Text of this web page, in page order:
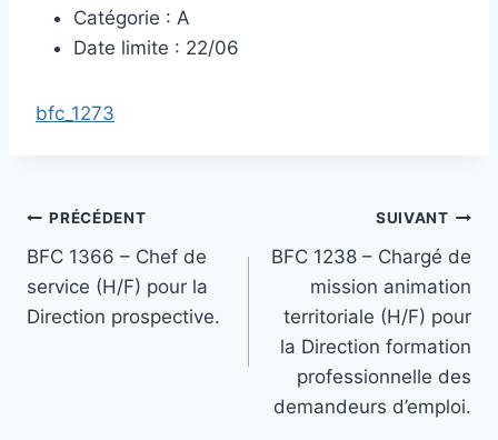
Catégorie : A
Date limite : 22/06
bfc_1273
Navigation
de
l’article
PRÉCÉDENT
BFC 1366 – Chef de
service (H/F) pour la
Direction prospective.
SUIVANT
BFC 1238 – Chargé de
mission animation
territoriale (H/F) pour
la Direction formation
professionnelle des
demandeurs d’emploi.